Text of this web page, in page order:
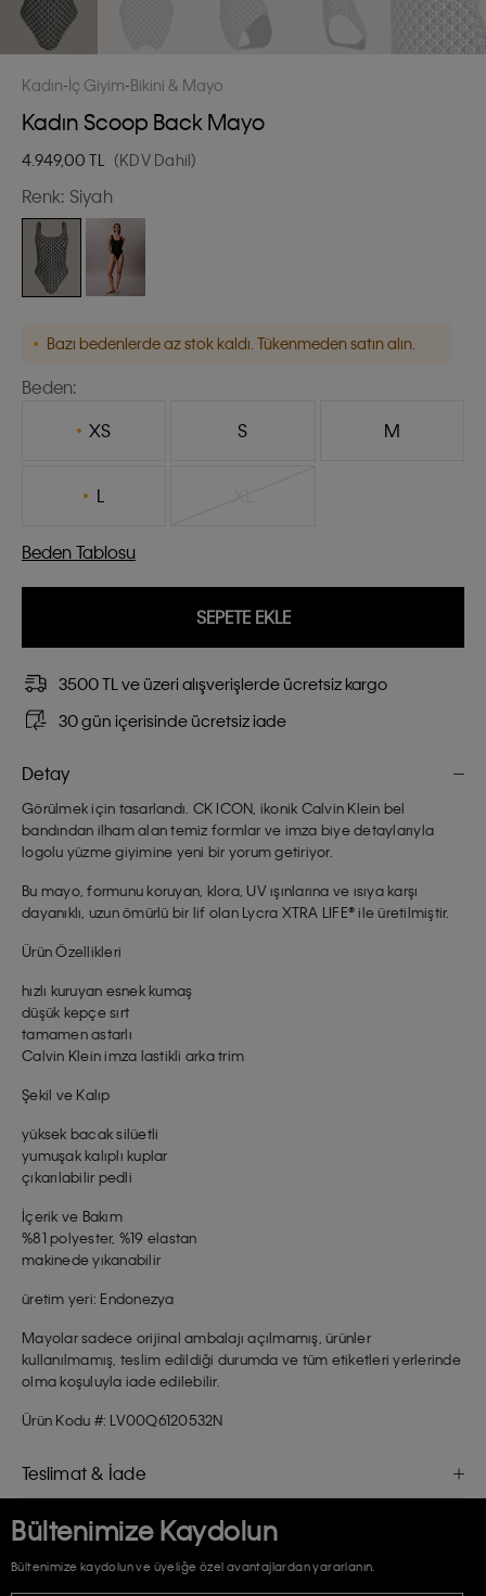
Kadın İç Giyim Bikini & Mayo
Kadın Scoop Back Mayo
4.949,00 TL (KDV Dahil)
Renk: Siyah
Bazı bedenlerde az stok kaldı. Tükenmeden satın alın.
Beden:
XS
S M
L
Beden Tablosu
SEPETE EKLE
3500 TL ve üzeri alışverişlerde ücretsiz kargo
30 gün içerisinde ücretsiz iade
Detay
Görülmek için tasarlandı. CK ICON, ikonik Calvin Klein bel
bandından ilham alan temiz formlar ve imza biye detaylarıyla
logolu yüzme giyimine yeni bir yorum getiriyor.
Bu mayo, formunu koruyan, klora, UV ışınlarına ve ısıya karşı
dayanıklı, uzun ömürlü bir lif olan Lycra XTRA LIFE® ile üretilmiştir.
Ürün Özellikleri
hızlı kuruyan esnek kumaş
düşük kepçe sırt
tamamen astarlı
Calvin Klein imza lastikli arka trim
Şekil ve Kalıp
yüksek bacak silüetli
yumuşak kalıplı kuplar
çıkarılabilir pedli
İçerik ve Bakım
%81 polyester, %19 elastan
makinede yıkanabilir
üretim yeri: Endonezya
Mayolar sadece orijinal ambalajı açılmamış, ürünler
kullanılmamış, teslim edildiği durumda ve tüm etiketleri yerlerinde
olma koşuluyla iade edilebilir.
Ürün Kodu #: LV00Q6120532N
Teslimat & İade
Bültenimize Kaydolun
Bültenimize kaydolun ve üyeliğe özel avantajlardan yararlanın.